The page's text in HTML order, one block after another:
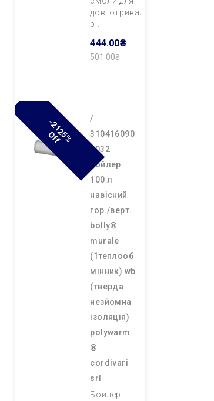
довготривалого
р..
444.00₴
501.00₴
-
2
1
2
5
%
O
F
F
/
310416090
0032
бойлер
100 л
навісний
гор./верт.
bolly®
murale
(1теплооб
мінник) wb
(тверда
незйомна
ізоляція)
polywarm
®
cordivari
srl
Бойлер